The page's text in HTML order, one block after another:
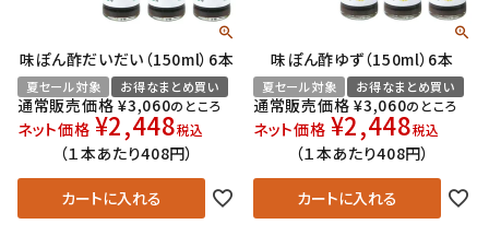
味ぽん酢だいだい（150ml）6本
夏セール対象 お得なまとめ買い
通常販売価格 ¥3,060のところ
ネット価格 ¥2,448税込
（１本あたり408円）
カートに入れる
味ぽん酢ゆず（150ml）6本
夏セール対象 お得なまとめ買い
通常販売価格 ¥3,060のところ
ネット価格 ¥2,448税込
（１本あたり408円）
カートに入れる